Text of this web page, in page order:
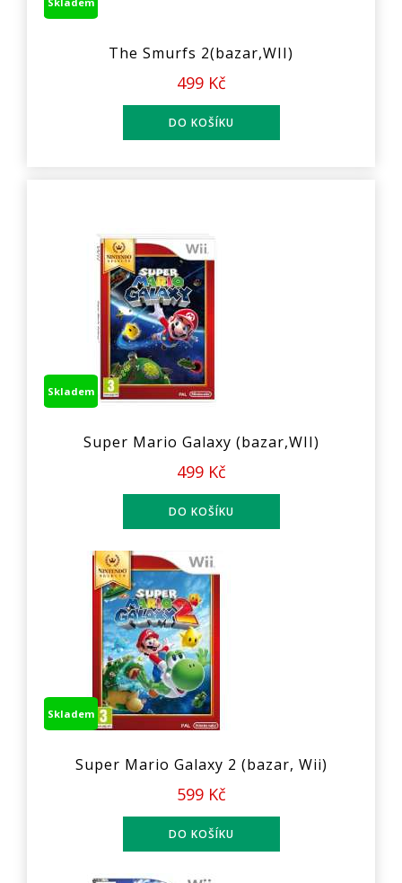
The Smurfs 2(bazar,WII)
499 Kč
Skladem
Super Mario Galaxy (bazar,WII)
499 Kč
Skladem
Super Mario Galaxy 2 (bazar, Wii)
599 Kč